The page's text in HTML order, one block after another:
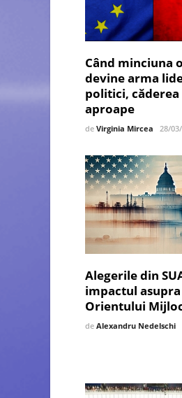
Când minciuna
devine arma
politici,
aproape
de Virginia Mircea 28/
Alegerile din
impactul asupra
Orientului
de Alexandru Nedelschi